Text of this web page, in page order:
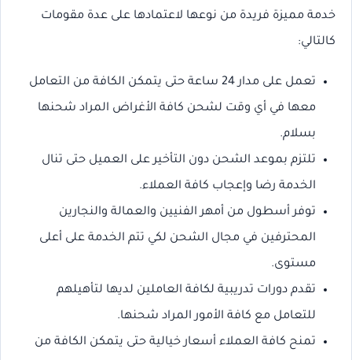
خدمة مميزة فريدة من نوعها لاعتمادها على عدة مقومات
كالتالي:
تعمل على مدار 24 ساعة حتى يتمكن الكافة من التعامل
معها في أي وقت لشحن كافة الأغراض المراد شحنها
بسلام.
تلتزم بموعد الشحن دون التأخير على العميل حتى تنال
الخدمة رضا وإعجاب كافة العملاء.
توفر أسطول من أمهر الفنيين والعمالة والنجارين
المحترفين في مجال الشحن لكي تتم الخدمة على أعلى
مستوى.
تقدم دورات تدريبية لكافة العاملين لديها لتأهيلهم
للتعامل مع كافة الأمور المراد شحنها.
تمنح كافة العملاء أسعار خيالية حتى يتمكن الكافة من